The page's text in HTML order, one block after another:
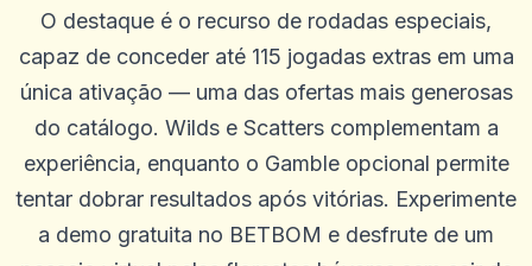
O destaque é o recurso de rodadas especiais,
capaz de conceder até 115 jogadas extras em uma
única ativação — uma das ofertas mais generosas
do catálogo. Wilds e Scatters complementam a
experiência, enquanto o Gamble opcional permite
tentar dobrar resultados após vitórias. Experimente
a demo gratuita no BETBOM e desfrute de um
K
2025-10-22 03:17:19
Site de design moderno, equipe simpática
L
Lee Guerrero
2025-10-15 07:14:12
SEM problemas para retirar. Os agentes estão sempre dispostos a
ajudar e me orientar em qualquer problema que tive. Melhor site
até agora. Feliz com tudo
0 0